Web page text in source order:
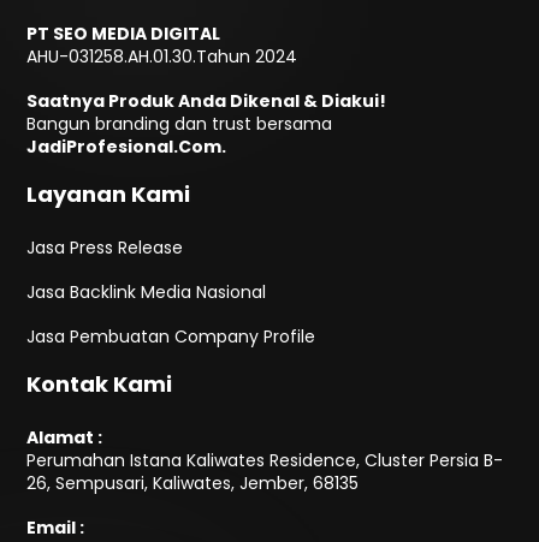
PT SEO MEDIA DIGITAL
AHU-031258.AH.01.30.Tahun 2024
Saatnya Produk Anda Dikenal & Diakui!
Bangun branding dan trust bersama
JadiProfesional.Com.
Layanan Kami
Jasa Press Release
Jasa Backlink Media Nasional
Jasa Pembuatan Company Profile
Kontak Kami
Alamat :
Perumahan Istana Kaliwates Residence, Cluster Persia B-
26, Sempusari, Kaliwates, Jember, 68135
Email :